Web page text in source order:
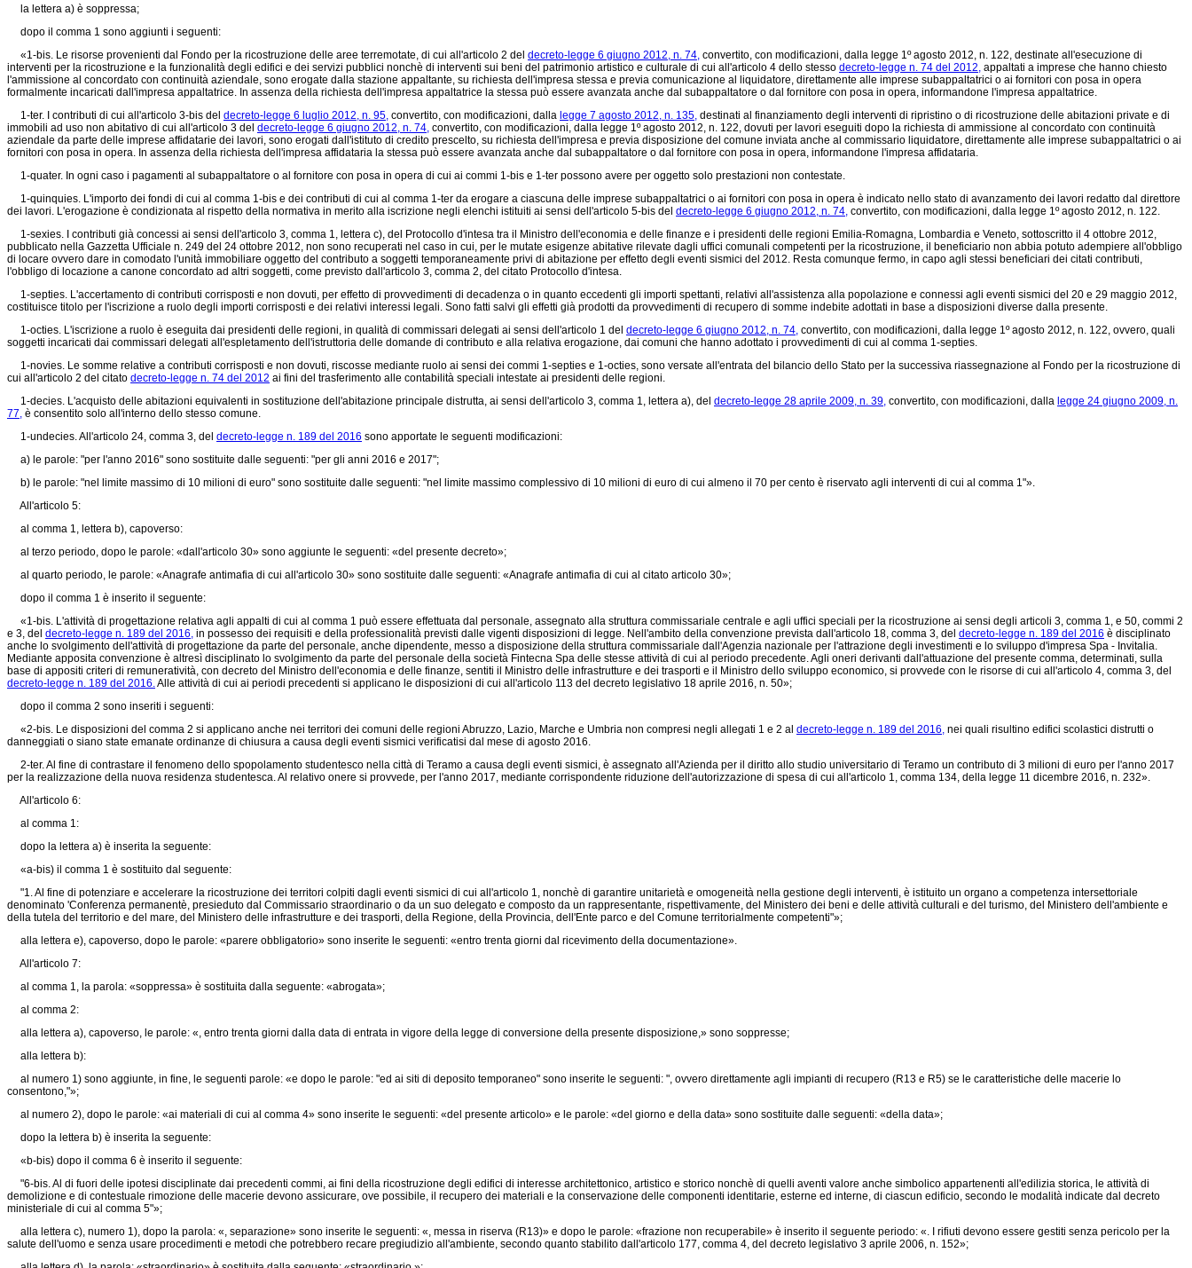
la lettera a) è soppressa;
dopo il comma 1 sono aggiunti i seguenti:
«1-bis. Le risorse provenienti dal Fondo per la ricostruzione delle aree terremotate, di cui all'articolo 2 del decreto-legge 6 giugno 2012, n. 74, convertito, con modificazioni, dalla legge 1º agosto 2012, n. 122, destinate all'esecuzione di
interventi per la ricostruzione e la funzionalità degli edifici e dei servizi pubblici nonchè di interventi sui beni del patrimonio artistico e culturale di cui all'articolo 4 dello stesso decreto-legge n. 74 del 2012, appaltati a imprese che hanno chiesto
l'ammissione al concordato con continuità aziendale, sono erogate dalla stazione appaltante, su richiesta dell'impresa stessa e previa comunicazione al liquidatore, direttamente alle imprese subappaltatrici o ai fornitori con posa in opera
formalmente incaricati dall'impresa appaltatrice. In assenza della richiesta dell'impresa appaltatrice la stessa può essere avanzata anche dal subappaltatore o dal fornitore con posa in opera, informandone l'impresa appaltatrice.
1-ter. I contributi di cui all'articolo 3-bis del decreto-legge 6 luglio 2012, n. 95, convertito, con modificazioni, dalla legge 7 agosto 2012, n. 135, destinati al finanziamento degli interventi di ripristino o di ricostruzione delle abitazioni private e di
immobili ad uso non abitativo di cui all'articolo 3 del decreto-legge 6 giugno 2012, n. 74, convertito, con modificazioni, dalla legge 1º agosto 2012, n. 122, dovuti per lavori eseguiti dopo la richiesta di ammissione al concordato con continuità
aziendale da parte delle imprese affidatarie dei lavori, sono erogati dall'istituto di credito prescelto, su richiesta dell'impresa e previa disposizione del comune inviata anche al commissario liquidatore, direttamente alle imprese subappaltatrici o ai
fornitori con posa in opera. In assenza della richiesta dell'impresa affidataria la stessa può essere avanzata anche dal subappaltatore o dal fornitore con posa in opera, informandone l'impresa affidataria.
1-quater. In ogni caso i pagamenti al subappaltatore o al fornitore con posa in opera di cui ai commi 1-bis e 1-ter possono avere per oggetto solo prestazioni non contestate.
1-quinquies. L'importo dei fondi di cui al comma 1-bis e dei contributi di cui al comma 1-ter da erogare a ciascuna delle imprese subappaltatrici o ai fornitori con posa in opera è indicato nello stato di avanzamento dei lavori redatto dal direttore
dei lavori. L'erogazione è condizionata al rispetto della normativa in merito alla iscrizione negli elenchi istituiti ai sensi dell'articolo 5-bis del decreto-legge 6 giugno 2012, n. 74, convertito, con modificazioni, dalla legge 1º agosto 2012, n. 122.
1-sexies. I contributi già concessi ai sensi dell'articolo 3, comma 1, lettera c), del Protocollo d'intesa tra il Ministro dell'economia e delle finanze e i presidenti delle regioni Emilia-Romagna, Lombardia e Veneto, sottoscritto il 4 ottobre 2012,
pubblicato nella Gazzetta Ufficiale n. 249 del 24 ottobre 2012, non sono recuperati nel caso in cui, per le mutate esigenze abitative rilevate dagli uffici comunali competenti per la ricostruzione, il beneficiario non abbia potuto adempiere all'obbligo
di locare ovvero dare in comodato l'unità immobiliare oggetto del contributo a soggetti temporaneamente privi di abitazione per effetto degli eventi sismici del 2012. Resta comunque fermo, in capo agli stessi beneficiari dei citati contributi,
l'obbligo di locazione a canone concordato ad altri soggetti, come previsto dall'articolo 3, comma 2, del citato Protocollo d'intesa.
1-septies. L'accertamento di contributi corrisposti e non dovuti, per effetto di provvedimenti di decadenza o in quanto eccedenti gli importi spettanti, relativi all'assistenza alla popolazione e connessi agli eventi sismici del 20 e 29 maggio 2012,
costituisce titolo per l'iscrizione a ruolo degli importi corrisposti e dei relativi interessi legali. Sono fatti salvi gli effetti già prodotti da provvedimenti di recupero di somme indebite adottati in base a disposizioni diverse dalla presente.
1-octies. L'iscrizione a ruolo è eseguita dai presidenti delle regioni, in qualità di commissari delegati ai sensi dell'articolo 1 del decreto-legge 6 giugno 2012, n. 74, convertito, con modificazioni, dalla legge 1º agosto 2012, n. 122, ovvero, quali
soggetti incaricati dai commissari delegati all'espletamento dell'istruttoria delle domande di contributo e alla relativa erogazione, dai comuni che hanno adottato i provvedimenti di cui al comma 1-septies.
1-novies. Le somme relative a contributi corrisposti e non dovuti, riscosse mediante ruolo ai sensi dei commi 1-septies e 1-octies, sono versate all'entrata del bilancio dello Stato per la successiva riassegnazione al Fondo per la ricostruzione di
cui all'articolo 2 del citato decreto-legge n. 74 del 2012 ai fini del trasferimento alle contabilità speciali intestate ai presidenti delle regioni.
1-decies. L'acquisto delle abitazioni equivalenti in sostituzione dell'abitazione principale distrutta, ai sensi dell'articolo 3, comma 1, lettera a), del decreto-legge 28 aprile 2009, n. 39, convertito, con modificazioni, dalla legge 24 giugno 2009, n.
77, è consentito solo all'interno dello stesso comune.
1-undecies. All'articolo 24, comma 3, del decreto-legge n. 189 del 2016 sono apportate le seguenti modificazioni:
a) le parole: "per l'anno 2016" sono sostituite dalle seguenti: "per gli anni 2016 e 2017";
b) le parole: "nel limite massimo di 10 milioni di euro" sono sostituite dalle seguenti: "nel limite massimo complessivo di 10 milioni di euro di cui almeno il 70 per cento è riservato agli interventi di cui al comma 1"».
All'articolo 5:
al comma 1, lettera b), capoverso:
al terzo periodo, dopo le parole: «dall'articolo 30» sono aggiunte le seguenti: «del presente decreto»;
al quarto periodo, le parole: «Anagrafe antimafia di cui all'articolo 30» sono sostituite dalle seguenti: «Anagrafe antimafia di cui al citato articolo 30»;
dopo il comma 1 è inserito il seguente:
«1-bis. L'attività di progettazione relativa agli appalti di cui al comma 1 può essere effettuata dal personale, assegnato alla struttura commissariale centrale e agli uffici speciali per la ricostruzione ai sensi degli articoli 3, comma 1, e 50, commi 2
e 3, del decreto-legge n. 189 del 2016, in possesso dei requisiti e della professionalità previsti dalle vigenti disposizioni di legge. Nell'ambito della convenzione prevista dall'articolo 18, comma 3, del decreto-legge n. 189 del 2016 è disciplinato
anche lo svolgimento dell'attività di progettazione da parte del personale, anche dipendente, messo a disposizione della struttura commissariale dall'Agenzia nazionale per l'attrazione degli investimenti e lo sviluppo d'impresa Spa - Invitalia.
Mediante apposita convenzione è altresì disciplinato lo svolgimento da parte del personale della società Fintecna Spa delle stesse attività di cui al periodo precedente. Agli oneri derivanti dall'attuazione del presente comma, determinati, sulla
base di appositi criteri di remuneratività, con decreto del Ministro dell'economia e delle finanze, sentiti il Ministro delle infrastrutture e dei trasporti e il Ministro dello sviluppo economico, si provvede con le risorse di cui all'articolo 4, comma 3, del
decreto-legge n. 189 del 2016.Alle attività di cui ai periodi precedenti si applicano le disposizioni di cui all'articolo 113 del decreto legislativo 18 aprile 2016, n. 50»;
dopo il comma 2 sono inseriti i seguenti:
«2-bis. Le disposizioni del comma 2 si applicano anche nei territori dei comuni delle regioni Abruzzo, Lazio, Marche e Umbria non compresi negli allegati 1 e 2 al decreto-legge n. 189 del 2016, nei quali risultino edifici scolastici distrutti o
danneggiati o siano state emanate ordinanze di chiusura a causa degli eventi sismici verificatisi dal mese di agosto 2016.
2-ter. Al fine di contrastare il fenomeno dello spopolamento studentesco nella città di Teramo a causa degli eventi sismici, è assegnato all'Azienda per il diritto allo studio universitario di Teramo un contributo di 3 milioni di euro per l'anno 2017
per la realizzazione della nuova residenza studentesca. Al relativo onere si provvede, per l'anno 2017, mediante corrispondente riduzione dell'autorizzazione di spesa di cui all'articolo 1, comma 134, della legge 11 dicembre 2016, n. 232».
All'articolo 6:
al comma 1:
dopo la lettera a) è inserita la seguente:
«a-bis) il comma 1 è sostituito dal seguente:
"1. Al fine di potenziare e accelerare la ricostruzione dei territori colpiti dagli eventi sismici di cui all'articolo 1, nonchè di garantire unitarietà e omogeneità nella gestione degli interventi, è istituito un organo a competenza intersettoriale
denominato 'Conferenza permanentè, presieduto dal Commissario straordinario o da un suo delegato e composto da un rappresentante, rispettivamente, del Ministero dei beni e delle attività culturali e del turismo, del Ministero dell'ambiente e
della tutela del territorio e del mare, del Ministero delle infrastrutture e dei trasporti, della Regione, della Provincia, dell'Ente parco e del Comune territorialmente competenti"»;
alla lettera e), capoverso, dopo le parole: «parere obbligatorio» sono inserite le seguenti: «entro trenta giorni dal ricevimento della documentazione».
All'articolo 7:
al comma 1, la parola: «soppressa» è sostituita dalla seguente: «abrogata»;
al comma 2:
alla lettera a), capoverso, le parole: «, entro trenta giorni dalla data di entrata in vigore della legge di conversione della presente disposizione,» sono soppresse;
alla lettera b):
al numero 1) sono aggiunte, in fine, le seguenti parole: «e dopo le parole: "ed ai siti di deposito temporaneo" sono inserite le seguenti: ", ovvero direttamente agli impianti di recupero (R13 e R5) se le caratteristiche delle macerie lo
consentono,"»;
al numero 2), dopo le parole: «ai materiali di cui al comma 4» sono inserite le seguenti: «del presente articolo» e le parole: «del giorno e della data» sono sostituite dalle seguenti: «della data»;
dopo la lettera b) è inserita la seguente:
«b-bis) dopo il comma 6 è inserito il seguente:
"6-bis. Al di fuori delle ipotesi disciplinate dai precedenti commi, ai fini della ricostruzione degli edifici di interesse architettonico, artistico e storico nonchè di quelli aventi valore anche simbolico appartenenti all'edilizia storica, le attività di
demolizione e di contestuale rimozione delle macerie devono assicurare, ove possibile, il recupero dei materiali e la conservazione delle componenti identitarie, esterne ed interne, di ciascun edificio, secondo le modalità indicate dal decreto
ministeriale di cui al comma 5"»;
alla lettera c), numero 1), dopo la parola: «, separazione» sono inserite le seguenti: «, messa in riserva (R13)» e dopo le parole: «frazione non recuperabile» è inserito il seguente periodo: «. I rifiuti devono essere gestiti senza pericolo per la
salute dell'uomo e senza usare procedimenti e metodi che potrebbero recare pregiudizio all'ambiente, secondo quanto stabilito dall'articolo 177, comma 4, del decreto legislativo 3 aprile 2006, n. 152»;